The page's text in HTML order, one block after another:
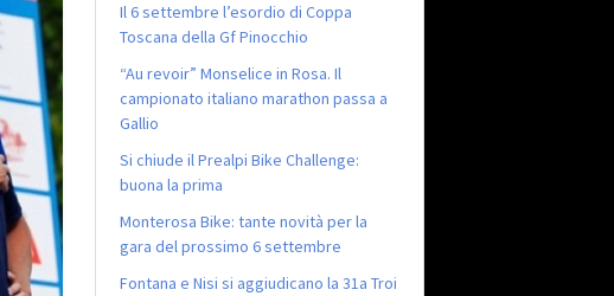
Il 6 settembre l’esordio di Coppa
Toscana della Gf Pinocchio
“Au revoir” Monselice in Rosa. Il
campionato italiano marathon passa a
Gallio
Si chiude il Prealpi Bike Challenge:
buona la prima
Monterosa Bike: tante novità per la
gara del prossimo 6 settembre
Fontana e Nisi si aggiudicano la 31a Troi